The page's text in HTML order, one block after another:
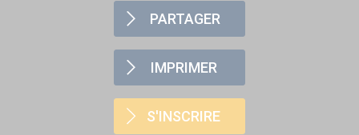
PARTAGER
IMPRIMER
S'INSCRIRE